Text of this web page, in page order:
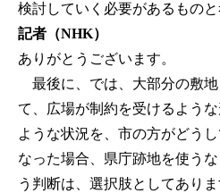
検討していく必要があるものと
記者（NHK）
ありがとうございます。
最後に、では、大部分の敷
て、広場が制約を受けるよう
ような状況を、市の方がどう
なった場合、県庁跡地を使う
う判断は、選択肢としてありま